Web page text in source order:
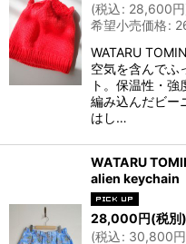
(税込: 28,600円
希望小売価格:
WATARU
空気を含んでふ
ト。保温性・
編み込んだビー
はし…
WATARU
alien keychain
28,000円(税別)
(税込: 30,800円